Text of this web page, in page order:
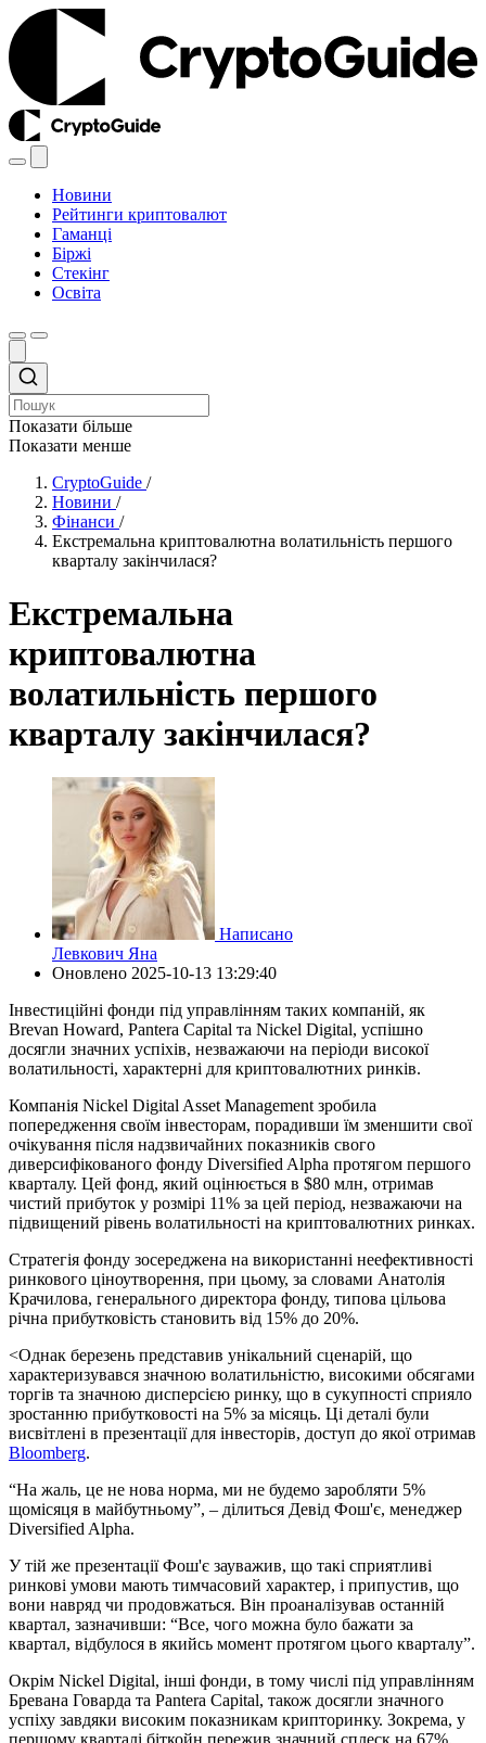
Новини
Рейтинги криптовалют
Гаманці
Біржі
Стекінг
Освіта
Показати більше
Показати менше
CryptoGuide /
Новини /
Фінанси /
Екстремальна криптовалютна волатильність першого
кварталу закінчилася?
Екстремальна
криптовалютна
волатильність першого
кварталу закінчилася?
Написано
Левкович Яна
Оновлено 2025-10-13 13:29:40
Інвестиційні фонди під управлінням таких компаній, як
Brevan Howard, Pantera Capital та Nickel Digital, успішно
досягли значних успіхів, незважаючи на періоди високої
волатильності, характерні для криптовалютних ринків.
Компанія Nickel Digital Asset Management зробила
попередження своїм інвесторам, порадивши їм зменшити свої
очікування після надзвичайних показників свого
диверсифікованого фонду Diversified Alpha протягом першого
кварталу. Цей фонд, який оцінюється в $80 млн, отримав
чистий прибуток у розмірі 11% за цей період, незважаючи на
підвищений рівень волатильності на криптовалютних ринках.
Стратегія фонду зосереджена на використанні неефективності
ринкового ціноутворення, при цьому, за словами Анатолія
Крачилова, генерального директора фонду, типова цільова
річна прибутковість становить від 15% до 20%.
<Однак березень представив унікальний сценарій, що
характеризувався значною волатильністю, високими обсягами
торгів та значною дисперсією ринку, що в сукупності сприяло
зростанню прибутковості на 5% за місяць. Ці деталі були
висвітлені в презентації для інвесторів, доступ до якої отримав
Bloomberg.
“На жаль, це не нова норма, ми не будемо заробляти 5%
щомісяця в майбутньому”, – ділиться Девід Фош'є, менеджер
Diversified Alpha.
У тій же презентації Фош'є зауважив, що такі сприятливі
ринкові умови мають тимчасовий характер, і припустив, що
вони навряд чи продовжаться. Він проаналізував останній
квартал, зазначивши: “Все, чого можна було бажати за
квартал, відбулося в якийсь момент протягом цього кварталу”.
Окрім Nickel Digital, інші фонди, в тому числі під управлінням
Бревана Говарда та Pantera Capital, також досягли значного
успіху завдяки високим показникам крипторинку. Зокрема, у